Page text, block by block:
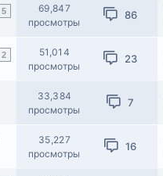
5
69,847
просмотры
86
2
51,014
просмотры
23
33,384
просмотры
7
35,227
просмотры
16